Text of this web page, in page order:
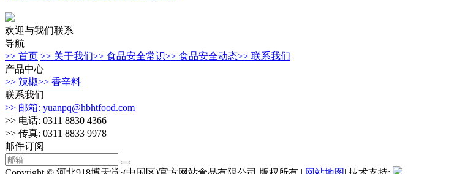
欢迎与我们联系
导航
>> 首页 >> 关于我们>> 食品安全常识>> 食品安全动态>> 联系我们
产品中心
>> 辣椒>> 香辛料
联系我们
>> 邮箱: yuanpq@hbhtfood.com
>> 电话: 0311 8830 4366
>> 传真: 0311 8833 9978
邮件订阅